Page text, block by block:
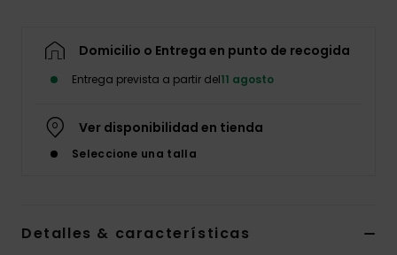
Domicilio o Entrega en punto de recogida
Entrega prevista a partir del11 agosto
Ver disponibilidad en tienda
Seleccione una talla
Detalles & características